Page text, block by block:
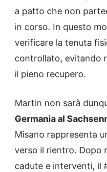
a patto che non
in corso. In questo
verificare la tenuta
controllato, evitando
il pieno recupero.
Martin non sarà
Germania al
Misano rappresenta
verso il rientro. Dopo
cadute e interventi, il